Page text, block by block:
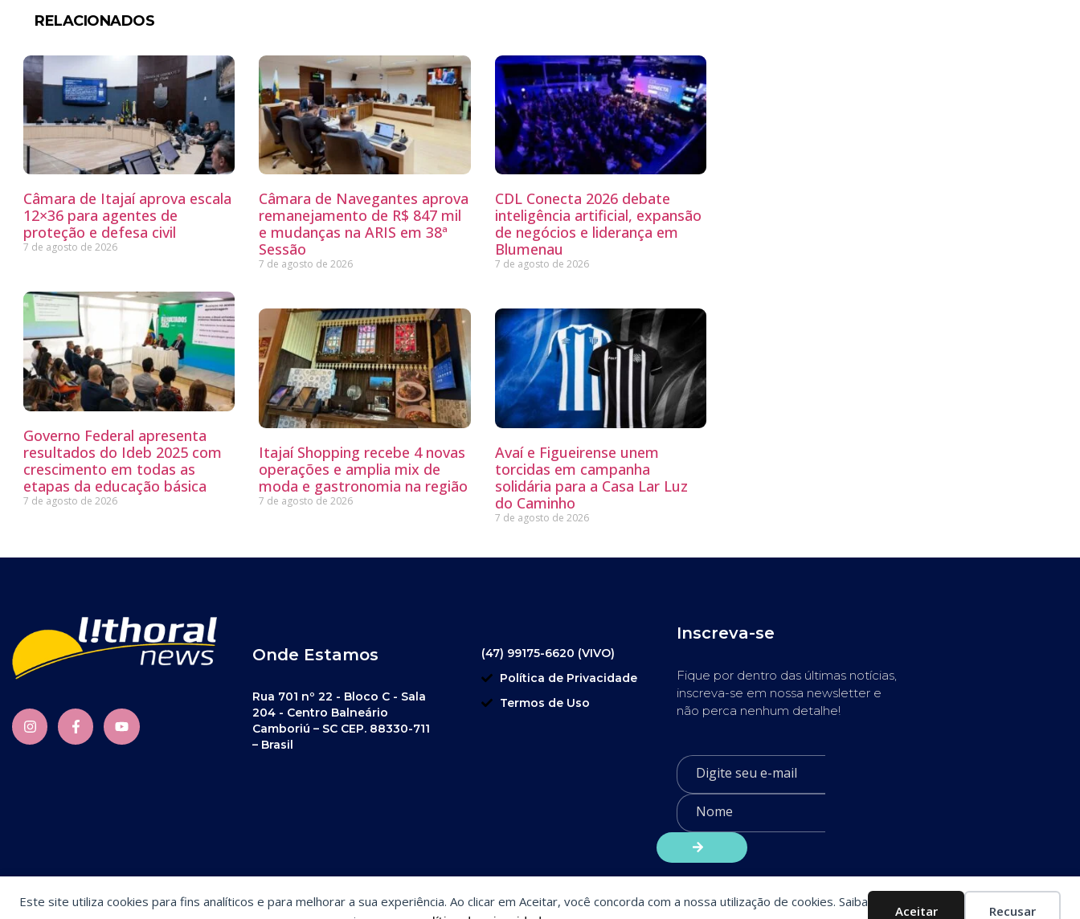
Este site utiliza cookies para fins analíticos e para melhorar a sua experiência. Ao clicar em Aceitar, você concorda com a nossa utilização de cookies. Saiba
Aceitar Recusar
Preferências de cookies
RELACIONADOS
Câmara de Itajaí aprova escala
12×36 para agentes de
proteção e defesa civil
7 de agosto de 2026
Câmara de Navegantes aprova
remanejamento de R$ 847 mil
e mudanças na ARIS em 38ª
Sessão
7 de agosto de 2026
CDL Conecta 2026 debate
inteligência artificial, expansão
de negócios e liderança em
Blumenau
7 de agosto de 2026
Governo Federal apresenta
resultados do Ideb 2025 com
crescimento em todas as
etapas da educação básica
7 de agosto de 2026
Itajaí Shopping recebe 4 novas
operações e amplia mix de
moda e gastronomia na região
7 de agosto de 2026
Avaí e Figueirense unem
torcidas em campanha
solidária para a Casa Lar Luz
do Caminho
7 de agosto de 2026
Onde Estamos
Rua 701 nº 22 - Bloco C - Sala
204 - Centro Balneário
Camboriú – SC CEP. 88330-711
– Brasil
(47) 99175-6620 (VIVO)
Política de Privacidade
Termos de Uso
Inscreva-se
Fique por dentro das últimas notícias,
inscreva-se em nossa newsletter e
não perca nenhum detalhe!